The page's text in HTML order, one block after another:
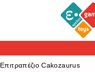
Επιτραπέζιο Cakozaurus